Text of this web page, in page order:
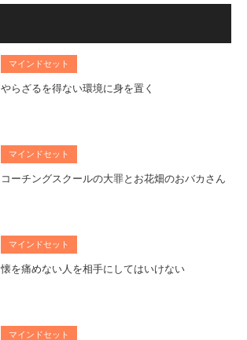
マインドセット
やらざるを得ない環境に身を置く
マインドセット
コーチングスクールの大罪とお花畑のおバカさん
マインドセット
懐を痛めない人を相手にしてはいけない
マインドセット